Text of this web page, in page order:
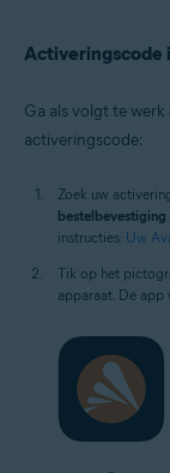
Activeringscode
Ga als volgt te
activeringscode:
Zoek uw
bestelbevestiging
instructies: Uw
Tik op het
apparaat. De